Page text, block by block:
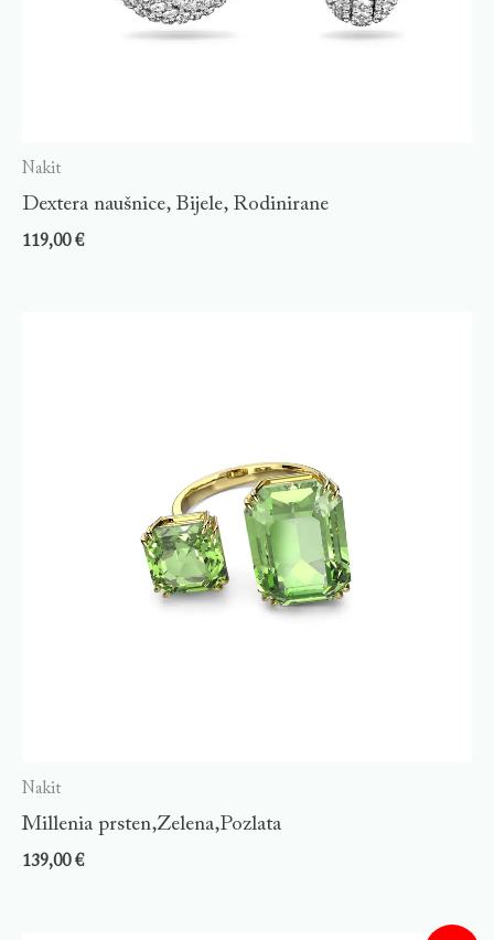
Nakit
Dextera naušnice, Bijele, Rodinirane
119,00€
Nakit
Millenia prsten,Zelena,Pozlata
139,00€